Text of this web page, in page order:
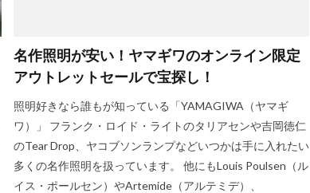
名作照明が安い！ヤマギワのオンライン限定
アウトレットセールで宝探し！
照明好きなら誰もが知っている「YAMAGIWA（ヤマギ
ワ）」 フランク・ロイド・ライトのタリアセンや吉岡徳仁
のTear Drop、ヤコブソンランプなどいつかは手に入れたい
多くの名作照明を扱っています。 他にもLouis Poulsen（ル
イス・ポールセン）やArtemide（アルテミデ）、